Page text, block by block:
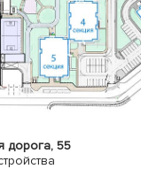
дорога, 55